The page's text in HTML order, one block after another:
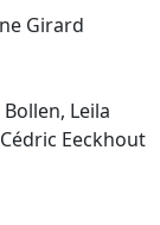
Girard
Leila
Eeckhout